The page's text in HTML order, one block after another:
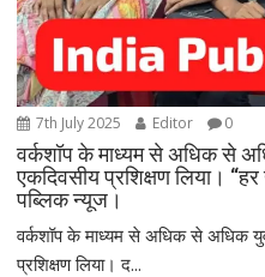
7th July 2025 Editor 0
वर्कशॉप के माध्यम से अधिक से
एकदिवसीय प्रशिक्षण लिया।
पब्लिक न्यूज।
वर्कशॉप के माध्यम से अधिक से अधिक
प्रशिक्षण लिया। द...